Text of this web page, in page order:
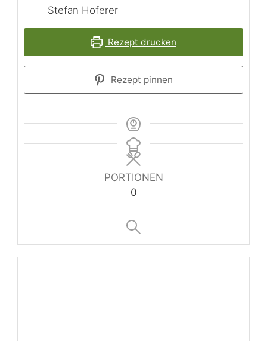
Stefan Hoferer
Rezept drucken
Rezept pinnen
PORTIONEN
0